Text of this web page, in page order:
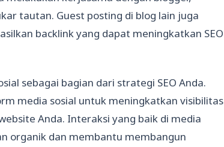
tautan. Guest posting di blog lain juga
backlink yang dapat meningkatkan SEO
sebagai bagian dari strategi SEO Anda.
media sosial untuk meningkatkan visibilitas
Anda. Interaksi yang baik di media
organik dan membantu membangun